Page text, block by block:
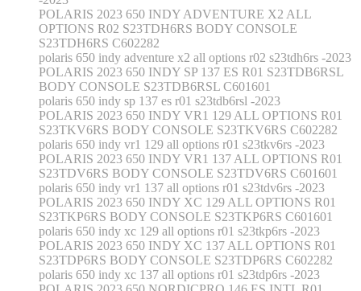
POLARIS 2023 650 INDY ADVENTURE X2 ALL
OPTIONS R02 S23TDH6RS BODY CONSOLE
S23TDH6RS C602282
polaris 650 indy adventure x2 all options r02 s23tdh6rs -2023
POLARIS 2023 650 INDY SP 137 ES R01 S23TDB6RSL
BODY CONSOLE S23TDB6RSL C601601
polaris 650 indy sp 137 es r01 s23tdb6rsl -2023
POLARIS 2023 650 INDY VR1 129 ALL OPTIONS R01
S23TKV6RS BODY CONSOLE S23TKV6RS C602282
polaris 650 indy vr1 129 all options r01 s23tkv6rs -2023
POLARIS 2023 650 INDY VR1 137 ALL OPTIONS R01
S23TDV6RS BODY CONSOLE S23TDV6RS C601601
polaris 650 indy vr1 137 all options r01 s23tdv6rs -2023
POLARIS 2023 650 INDY XC 129 ALL OPTIONS R01
S23TKP6RS BODY CONSOLE S23TKP6RS C601601
polaris 650 indy xc 129 all options r01 s23tkp6rs -2023
POLARIS 2023 650 INDY XC 137 ALL OPTIONS R01
S23TDP6RS BODY CONSOLE S23TDP6RS C602282
polaris 650 indy xc 137 all options r01 s23tdp6rs -2023